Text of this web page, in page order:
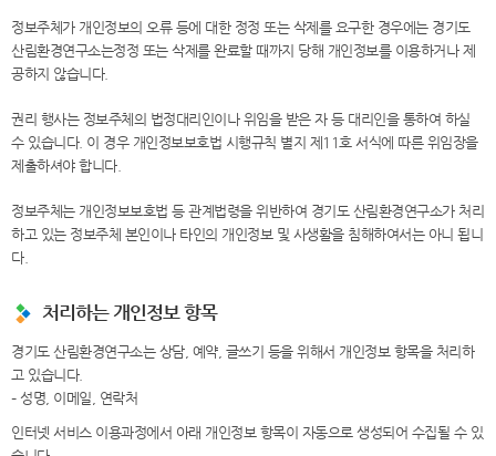
정보주체가 개인정보의 오류 등에 대한 정정 또는 삭제를 요구한 경우에는 경기도
산림환경연구소는정정 또는 삭제를 완료할 때까지 당해 개인정보를 이용하거나 제
공하지 않습니다.
권리 행사는 정보주체의 법정대리인이나 위임을 받은 자 등 대리인을 통하여 하실
수 있습니다. 이 경우 개인정보보호법 시행규칙 별지 제11호 서식에 따른 위임장을
제출하셔야 합니다.
정보주체는 개인정보보호법 등 관계법령을 위반하여 경기도 산림환경연구소가 처리
하고 있는 정보주체 본인이나 타인의 개인정보 및 사생활을 침해하여서는 아니 됩니
다.
처리하는 개인정보 항목
경기도 산림환경연구소는 상담, 예약, 글쓰기 등을 위해서 개인정보 항목을 처리하
고 있습니다.
– 성명, 이메일, 연락처
인터넷 서비스 이용과정에서 아래 개인정보 항목이 자동으로 생성되어 수집될 수 있